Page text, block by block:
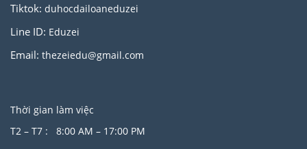
Tiktok: duhocdailoaneduzei
Line ID: Eduzei
Email: thezeiedu@gmail.com
Thời gian làm việc
T2 – T7 : 8:00 AM – 17:00 PM